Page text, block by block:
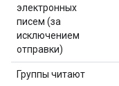
электронных
писем (за
исключением
отправки)
Группы читают